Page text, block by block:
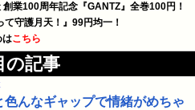
創業100周年記念『GANTZ』全巻100円！
守護月天！』99円均一！
はこちら
の記事
色んなギャップで情緒がめちゃ